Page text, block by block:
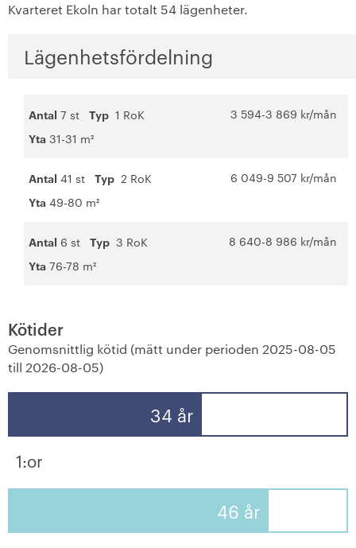
Täby
Uppsala
Vår boendeform
Jobba hos oss
Kvarteret Ekoln har totalt 54 lägenheter.
Lägenhetsfördelning
Antal 7 st Typ 1 RoK 3 594-3 869 kr/mån
Yta 31-31 m²
Antal 41 st Typ 2 RoK 6 049-9 507 kr/mån
Yta 49-80 m²
Antal 6 st Typ 3 RoK 8 640-8 986 kr/mån
Yta 76-78 m²
Kötider
Genomsnittlig kötid (mätt under perioden 2025-08-05
till 2026-08-05)
34 år
1:or
46 år